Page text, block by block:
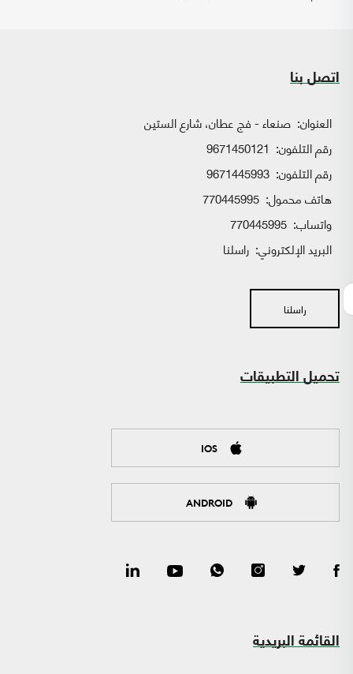
اتصل بنا
العنوان: صنعاء - فج عطان، شارع الستين
رقم التلفون: 9671450121
رقم التلفون: 9671445993
هاتف محمول: 770445995
واتساب:
البريد الإلكتروني: راسلنا
راسلنا
تحميل التطبيقات
IOS
ANDROID
القائمة البريدية